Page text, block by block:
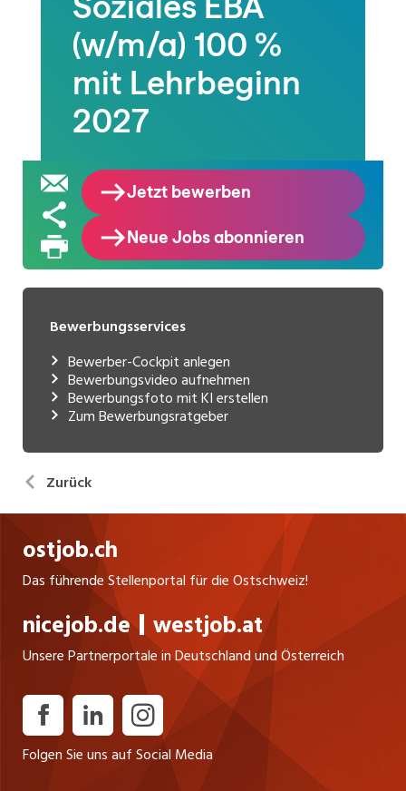
Bewerbungsservices
Bewerber-Cockpit anlegen
Bewerbungsvideo aufnehmen
Bewerbungsfoto mit KI erstellen
Zum Bewerbungsratgeber
Zurück
ostjob.ch
Das führende Stellenportal für die Ostschweiz!
nicejob.de westjob.at
Unsere Partnerportale in Deutschland und Österreich
Folgen Sie uns auf Social Media